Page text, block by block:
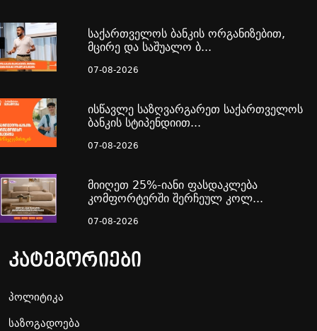
საქართველოს ბანკის ორგანიზებით,
მცირე და საშუალო ბ...
07-08-2026
ისწავლე საზღვარგარეთ საქართველოს
ბანკის სტიპენდიით...
07-08-2026
მიიღეთ 25%-იანი ფასდაკლება
კომფორტერში შერჩეულ კოლ...
07-08-2026
კატეგორიები
პოლიტიკა
საზოგადოება